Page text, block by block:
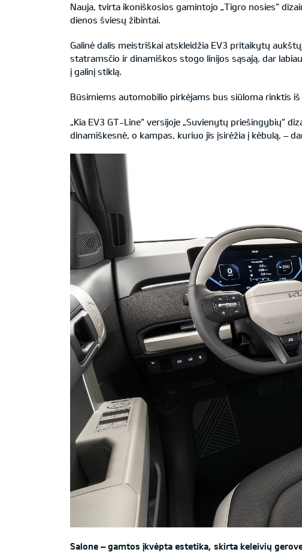
Nauja, tvirta ikoniškosios gamintojo „Tigro nosies“
dienos šviesų žibintai.
Galinė dalis meistriškai atskleidžia EV3 pritaikytų
statramsčio ir dinamiškos stogo linijos sąsają, dar
į galinį stiklą.
Būsimiems automobilio pirkėjams bus siūloma rinktis
„Kia EV3 GT-Line“ versijoje „Suvienytų priešingybių“
dinamiškesnė, o kampas, kuriuo jis įsirėžia į kėbulą, –
Salone – gamtos įkvėpta estetika, skirta keleivių